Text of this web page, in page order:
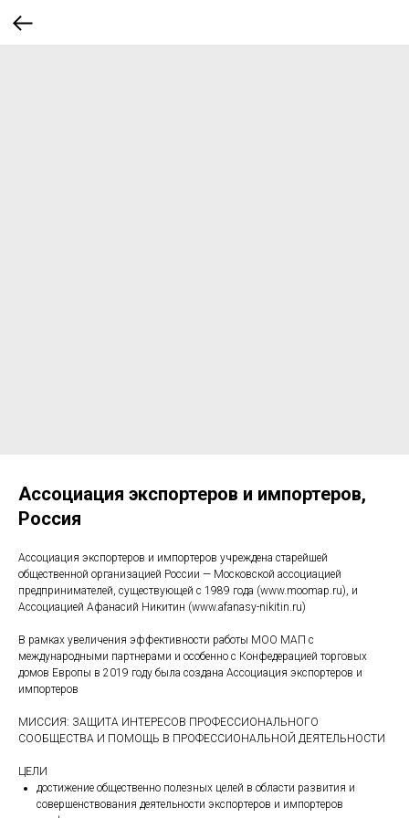
Ассоциация экспортеров и импортеров,
Россия
Ассоциация экспортеров и импортеров учреждена старейшей
общественной организацией России — Московской ассоциацией
предпринимателей, существующей с 1989 года (www.moomap.ru), и
Ассоциацией Афанасий Никитин (www.afanasy-nikitin.ru)
В рамках увеличения эффективности работы МОО МАП с
международными партнерами и особенно с Конфедерацией торговых
домов Европы в 2019 году была создана Ассоциация экспортеров и
импортеров
МИССИЯ: ЗАЩИТА ИНТЕРЕСОВ ПРОФЕССИОНАЛЬНОГО
СООБЩЕСТВА И ПОМОЩЬ В ПРОФЕССИОНАЛЬНОЙ ДЕЯТЕЛЬНОСТИ
ЦЕЛИ
достижение общественно полезных целей в области развития и
совершенствования деятельности экспортеров и импортеров